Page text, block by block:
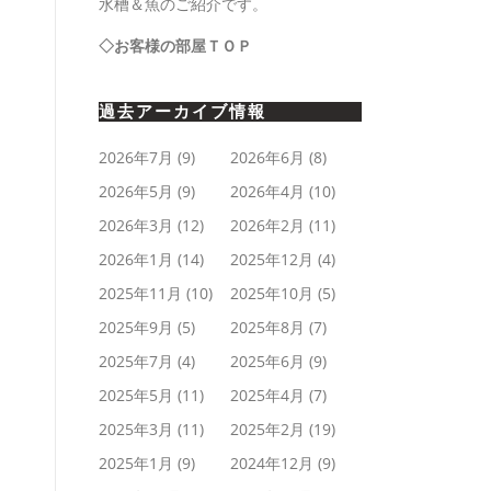
◇お客様の部屋ＴＯＰ
過去アーカイブ情報
2026年7月 (9) 2026年6月 (8)
2026年5月 (9) 2026年4月 (10)
2026年3月 (12) 2026年2月 (11)
2026年1月 (14) 2025年12月 (4)
2025年11月 (10) 2025年10月 (5)
2025年9月 (5) 2025年8月 (7)
2025年7月 (4) 2025年6月 (9)
2025年5月 (11) 2025年4月 (7)
2025年3月 (11) 2025年2月 (19)
2025年1月 (9) 2024年12月 (9)